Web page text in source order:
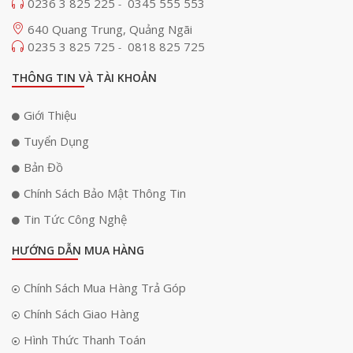
Sản phẩm két sắt SBX602 đi kèm với 2 chìa cơ
vật lý để người dùng sử dụng trong trường hợp khẩn cấp.
0236 3 825 225 - 0345 555 553
640 Quang Trung, Quảng Ngãi
0235 3 825 725 - 0818 825 725
THÔNG TIN VÀ TÀI KHOẢN
Giới Thiệu
Tuyển Dụng
Bản Đồ
Chính Sách Bảo Mật Thông Tin
Tin Tức Công Nghệ
HƯỚNG DẪN MUA HÀNG
Chính Sách Mua Hàng Trả Góp
Chính Sách Giao Hàng
Hình Thức Thanh Toán